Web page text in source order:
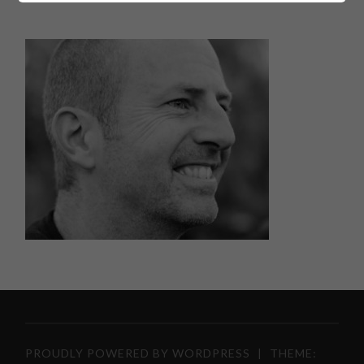
PROUDLY POWERED BY WORDPRESS | THEME: